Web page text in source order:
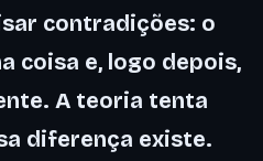
contradições: o
coisa e, logo depois,
A teoria tenta
diferença existe.